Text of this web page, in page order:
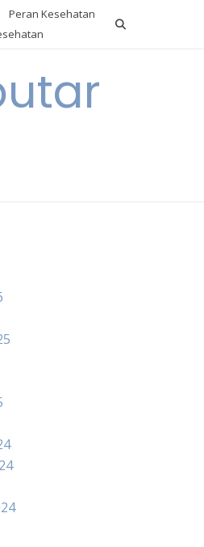
Peran Kesehatan